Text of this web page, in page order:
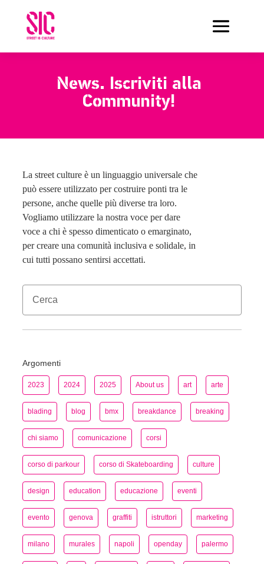
News. Iscriviti alla
Community!
La street culture è un linguaggio universale che
può essere utilizzato per costruire ponti tra le
persone, anche quelle più diverse tra loro.
Vogliamo utilizzare la nostra voce per dare
voce a chi è spesso dimenticato o emarginato,
per creare una comunità inclusiva e solidale, in
cui tutti possano sentirsi accettati.
Argomenti
2023 2024 2025 About us art arte
blading blog bmx breakdance breaking
chi siamo comunicazione corsi
corso di parkour corso di Skateboarding culture
design education educazione eventi
evento genova graffiti istruttori marketing
milano murales napoli openday palermo